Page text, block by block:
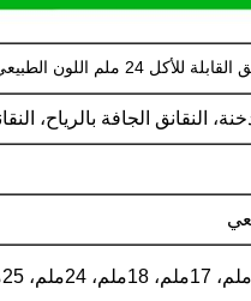
الطبيعي غلافات الدخان للنقانق المدخنة
النقانق الجافة بالرياح،